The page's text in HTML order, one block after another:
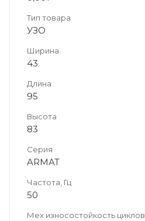
Тип товара
УЗО
Ширина
43
Длина
95
Высота
83
Серия
ARMAT
Частота, Гц
50
Мех износостойкость циклов